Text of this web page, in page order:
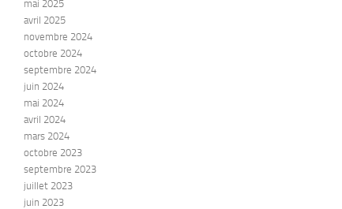
mai 2025
avril 2025
novembre 2024
octobre 2024
septembre 2024
juin 2024
mai 2024
avril 2024
mars 2024
octobre 2023
septembre 2023
juillet 2023
juin 2023